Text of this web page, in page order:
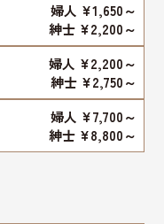
婦人 ¥1,650～
紳士 ¥2,200～
婦人 ¥2,200～
紳士 ¥2,750～
婦人 ¥7,700～
紳士 ¥8,800～